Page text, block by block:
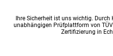
Ihre Sicherheit ist uns wichtig.
unabhängigen Prüfplattform von
Zertifizierung in